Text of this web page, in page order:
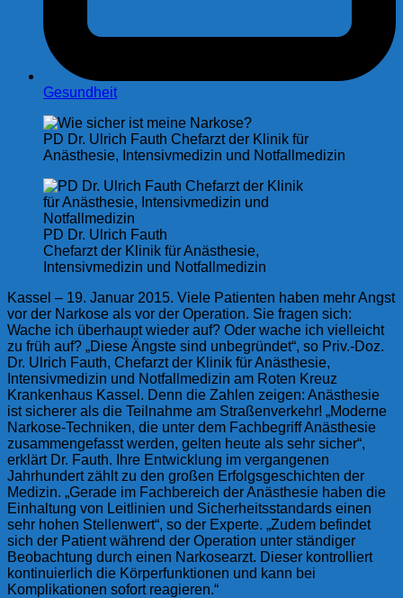
Gesundheit
PD Dr. Ulrich Fauth Chefarzt der Klinik für
Anästhesie, Intensivmedizin und Notfallmedizin
PD Dr. Ulrich Fauth
Chefarzt der Klinik für Anästhesie,
Intensivmedizin und Notfallmedizin
Kassel – 19. Januar 2015. Viele Patienten haben mehr Angst
vor der Narkose als vor der Operation. Sie fragen sich:
Wache ich überhaupt wieder auf? Oder wache ich vielleicht
zu früh auf? „Diese Ängste sind unbegründet“, so Priv.-Doz.
Dr. Ulrich Fauth, Chefarzt der Klinik für Anästhesie,
Intensivmedizin und Notfallmedizin am Roten Kreuz
Krankenhaus Kassel. Denn die Zahlen zeigen: Anästhesie
ist sicherer als die Teilnahme am Straßenverkehr! „Moderne
Narkose-Techniken, die unter dem Fachbegriff Anästhesie
zusammengefasst werden, gelten heute als sehr sicher“,
erklärt Dr. Fauth. Ihre Entwicklung im vergangenen
Jahrhundert zählt zu den großen Erfolgsgeschichten der
Medizin. „Gerade im Fachbereich der Anästhesie haben die
Einhaltung von Leitlinien und Sicherheitsstandards einen
sehr hohen Stellenwert“, so der Experte. „Zudem befindet
sich der Patient während der Operation unter ständiger
Beobachtung durch einen Narkosearzt. Dieser kontrolliert
kontinuierlich die Körperfunktionen und kann bei
Komplikationen sofort reagieren.“